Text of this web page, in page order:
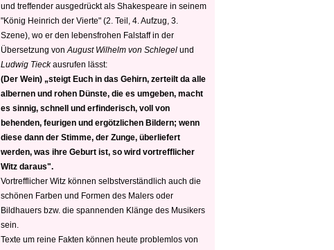
und treffender ausgedrückt als Shakespeare in seinem
"König Heinrich der Vierte" (2. Teil, 4. Aufzug, 3.
Szene), wo er den lebensfrohen Falstaff in der
Übersetzung von August Wilhelm von Schlegel und
Ludwig Tieckausrufen lässt:
(Der Wein) „steigt Euch in das Gehirn, zerteilt da alle
albernen und rohen Dünste, die es umgeben, macht
es sinnig, schnell und erfinderisch, voll von
behenden, feurigen und ergötzlichen Bildern; wenn
diese dann der Stimme, der Zunge, überliefert
werden, was ihre Geburt ist, so wird vortrefflicher
Witz daraus".
Vortrefflicher Witz können selbstverständlich auch die
schönen Farben und Formen des Malers oder
Bildhauers bzw. die spannenden Klänge des Musikers
sein.
Texte um reine Fakten können heute problemlos von